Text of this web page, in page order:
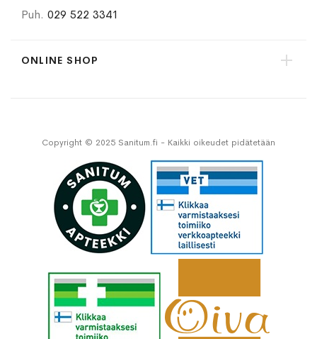
Puh. 029 522 3341
ONLINE SHOP
Copyright © 2025 Sanitum.fi - Kaikki oikeudet pidätetään